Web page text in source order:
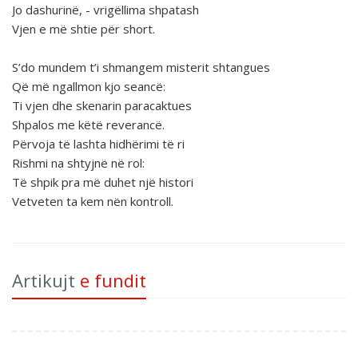
Jo dashurinë, - vrigëllima shpatash
Vjen e më shtie për short.
S’do mundem t’i shmangem misterit shtangues
Që më ngallmon kjo seancë:
Ti vjen dhe skenarin paracaktues
Shpalos me këtë reverancë.
Përvoja të lashta hidhërimi të ri
Rishmi na shtyjnë në rol:
Të shpik pra më duhet një histori
Vetveten ta kem nën kontroll.
Artikujt e fundit